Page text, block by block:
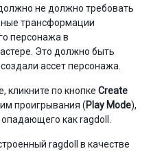
не должно требовать
трансформации
персонажа в
Это должно быть
ассет персонажа.
кликните по кнопке Create
проигрывания (Play Mode),
как ragdoll.
ragdoll в качестве